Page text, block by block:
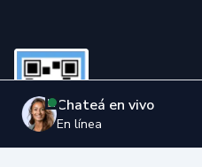
Chateá en vivo
En línea